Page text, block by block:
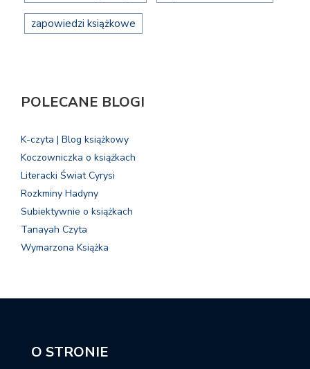
zapowiedzi książkowe
POLECANE BLOGI
K-czyta | Blog książkowy
Koczowniczka o książkach
Literacki Świat Cyrysi
Rozkminy Hadyny
Subiektywnie o książkach
Tanayah Czyta
Wymarzona Książka
O STRONIE